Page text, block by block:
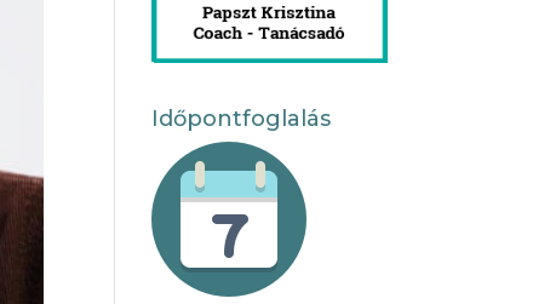
Időpontfoglalás